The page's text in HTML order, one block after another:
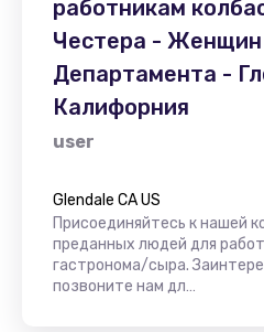
работникам
Честера - Женщин
Департамента -
Калифорния
user
Glendale CA US
Присоединяйтесь к нашей
преданных людей для
гастронома/сыра.
позвоните нам дл…